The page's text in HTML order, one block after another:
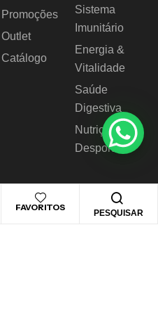
FAVORITOS
PESQUISAR
Promoções
Outlet
Catálogo
Sistema
Imunitário
Energia &
Vitalidade
Saúde
Digestiva
Nutrição
Desportiva